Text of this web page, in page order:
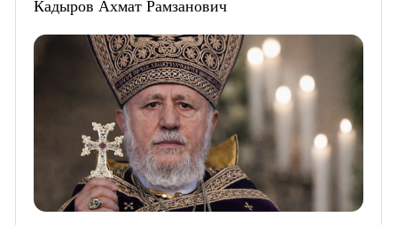
Кадыров Ахмат Рамзанович